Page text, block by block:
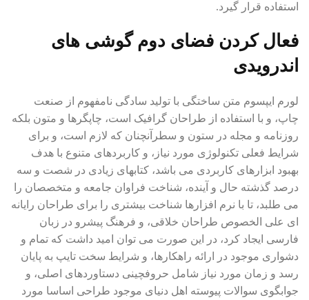
استفاده قرار گیرد.
فعال کردن فضای دوم گوشی های
اندرویدی
لورم ایپسوم متن ساختگی با تولید سادگی نامفهوم از صنعت
چاپ، و با استفاده از طراحان گرافیک است، چاپگرها و متون بلکه
روزنامه و مجله در ستون و سطرآنچنان که لازم است، و برای
شرایط فعلی تکنولوژی مورد نیاز، و کاربردهای متنوع با هدف
بهبود ابزارهای کاربردی می باشد، کتابهای زیادی در شصت و سه
درصد گذشته حال و آینده، شناخت فراوان جامعه و متخصصان را
می طلبد، تا با نرم افزارها شناخت بیشتری را برای طراحان رایانه
ای علی الخصوص طراحان خلاقی، و فرهنگ پیشرو در زبان
فارسی ایجاد کرد، در این صورت می توان امید داشت که تمام و
دشواری موجود در ارائه راهکارها، و شرایط سخت تایپ به پایان
رسد و زمان مورد نیاز شامل حروفچینی دستاوردهای اصلی، و
جوابگوی سوالات پیوسته اهل دنیای موجود طراحی اساسا مورد